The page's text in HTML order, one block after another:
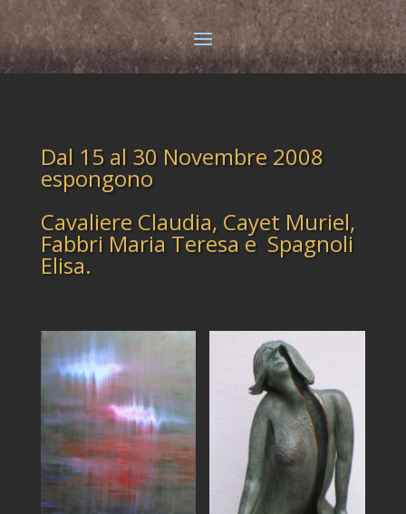
Dal 15 al 30 Novembre 2008
espongono
Cavaliere Claudia, Cayet Muriel,
Fabbri Maria Teresa e Spagnoli
Elisa.